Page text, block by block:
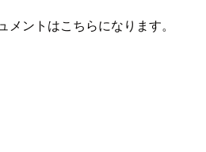
ントはこちらになります。